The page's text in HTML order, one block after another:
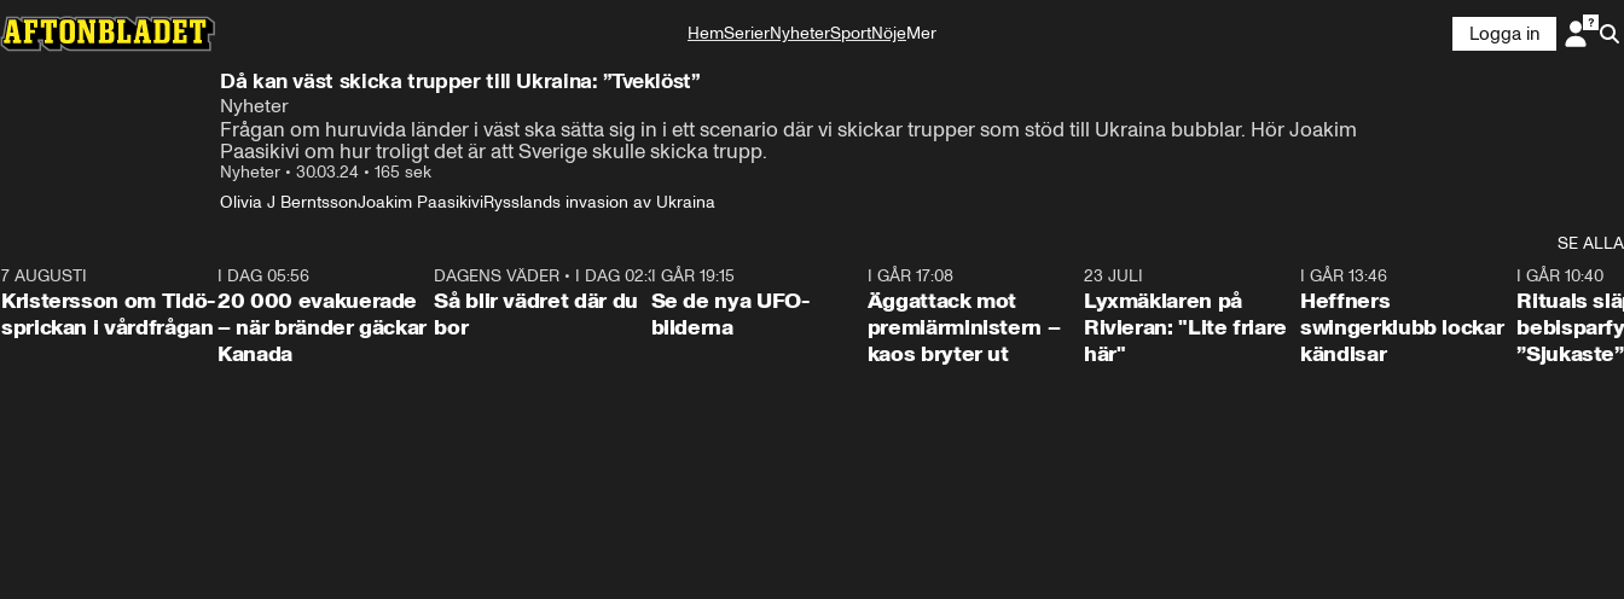
-där Finland eventuellt bidrar med trupp.
HemSerierNyheterSportNöjeMer
Logga in
Då kan väst skicka trupper till Ukraina: ”Tveklöst”
Nyheter
Frågan om huruvida länder i väst ska sätta sig in i ett scenario där vi skickar trupper som stöd till Ukraina bubblar. Hör Joakim
Paasikivi om hur troligt det är att Sverige skulle skicka trupp.
Nyheter • 30.03.24 • 165 sek
Olivia J BerntssonJoakim PaasikiviRysslands invasion av Ukraina
SE ALLA
7 AUGUSTI
Kristersson om Tidö-
sprickan i vårdfrågan
I DAG 05:56
20 000 evakuerade
– när bränder gäckar
Kanada
1:06
DAGENS VÄDER • I DAG 02:30
Så blir vädret där du
bor
I GÅR 19:15
Se de nya UFO-
bilderna
I GÅR 17:08
Äggattack mot
premiärministern –
kaos bryter ut
23 JULI
Lyxmäklaren på
Rivieran: "Lite friare
här"
I GÅR 13:46
Heffners
swingerklubb lockar
kändisar
I GÅR 10:40
Rituals
”Sjukaste”